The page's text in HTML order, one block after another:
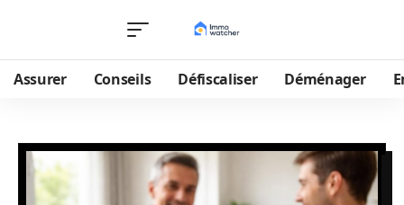
Assurer Conseils Défiscaliser Déménager